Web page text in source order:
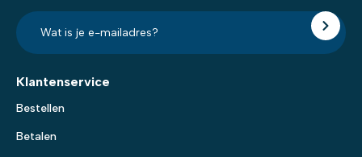
E-
mailadres?
*
Klantenservice
Bestellen
Betalen